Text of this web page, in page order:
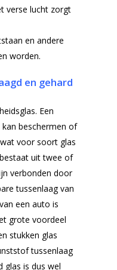
verse lucht zorgt
en andere
worden.
en gehard
Een
kan beschermen of
voor soort glas
uit twee of
verbonden door
tussenlaag van
een auto is
grote voordeel
stukken glas
tussenlaag
glas is dus wel
Dubbelglas
Gelaagd glas
Gehard glas
Glas in lood
Offerteformulier
Subsidie glas
Projecten
Algemene